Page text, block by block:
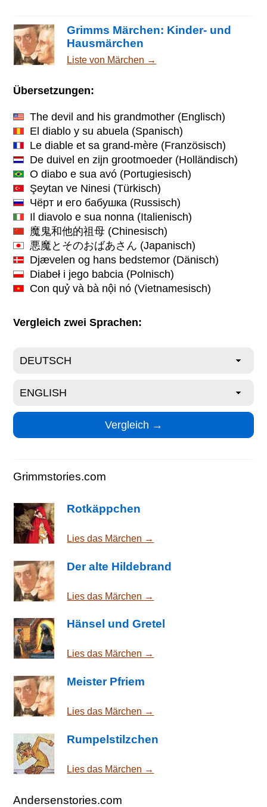
Grimms Märchen: Kinder- und
Hausmärchen
Liste von Märchen →
Übersetzungen:
The devil and his grandmother (Englisch)
El diablo y su abuela (Spanisch)
Le diable et sa grand-mère (Französisch)
De duivel en zijn grootmoeder (Holländisch)
O diabo e sua avó (Portugiesisch)
Şeytan ve Ninesi (Türkisch)
Чёрт и его бабушка (Russisch)
Il diavolo e sua nonna (Italienisch)
魔鬼和他的祖母 (Chinesisch)
悪魔とそのおばあさん (Japanisch)
Djævelen og hans bedstemor (Dänisch)
Diabeł i jego babcia (Polnisch)
Con quỷ và bà nội nó (Vietnamesisch)
Vergleich zwei Sprachen:
Grimmstories.com
Rotkäppchen
Lies das Märchen →
Der alte Hildebrand
Lies das Märchen →
Hänsel und Gretel
Lies das Märchen →
Meister Pfriem
Lies das Märchen →
Rumpelstilzchen
Lies das Märchen →
Andersenstories.com